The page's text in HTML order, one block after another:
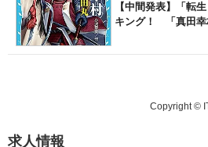
【中間発表】「転
キング！ 「真田幸
Copyright ©
求人情報